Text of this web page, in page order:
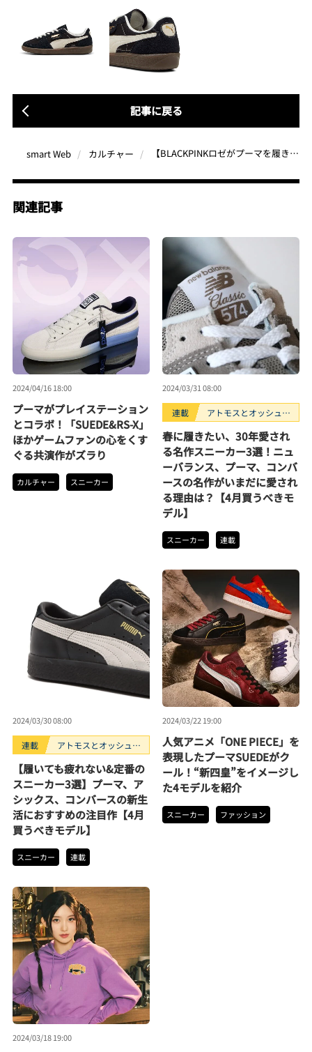
記事に戻る
smart Web カルチャー 【BLACKPINKロゼがプーマを履きこなす】名作「PALERMO」をアップデートした「PALERMO VINTAGE」が登場
関連記事
2024/04/16 18:00
プーマがプレイステーション
とコラボ！「SUEDE&RS-X」
ほかゲームファンの心をくす
ぐる共演作がズラり
カルチャー スニーカー
2024/03/31 08:00
連載
アトモスとオッシュマ
スニーカー3選。
春に履きたい、30年愛され
る名作スニーカー3選！ニュ
ーバランス、プーマ、コンバ
ースの名作がいまだに愛され
る理由は？【4月買うべきモ
デル】
スニーカー 連載
2024/03/30 08:00
連載
アトモスとオッシュマ
スニーカー3選。
【履いても疲れない&定番の
スニーカー3選】プーマ、ア
シックス、コンバースの新生
活におすすめの注目作【4月
買うべきモデル】
スニーカー 連載
2024/03/22 19:00
人気アニメ「ONE PIECE」を
表現したプーマSUEDEがク
ール！“新四皇”をイメージし
た4モデルを紹介
スニーカー ファッション
2024/03/18 19:00